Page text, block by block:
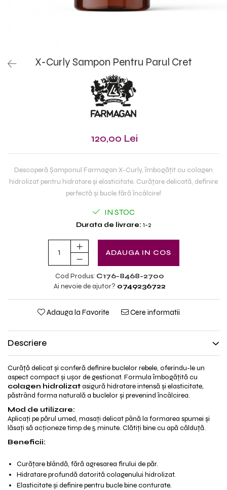
X-Curly Sampon Pentru Parul Cret
120,00 Lei
Descoperă Șamponul Farmagan X-Curly, îmbogățit cu colagen
hidrolizat pentru hidratare și elasticitate. Curățare delicată, definire
perfectă și bucle fără încâlcire!
IN STOC
Durata de livrare: 1-2
ADAUGA IN COS
Cod Produs: C176-8468-2700
Ai nevoie de ajutor? 0749236722
Adauga la Favorite Cere informatii
Descriere
Curăță delicat și conferă definire buclelor rebele, oferindu-le un
aspect compact și ușor de gestionat. Formula îmbogățită cu
colagen hidrolizatasigură hidratare intensă și elasticitate,
păstrând forma naturală a buclelor și prevenind încâlcirea.
Mod de utilizare:
Aplicați pe părul umed, masați delicat până la formarea spumei și
lăsați să acționeze timp de 5 minute. Clătiți bine cu apă călduță.
Beneficii:
Curățare blândă, fără agresarea firului de păr.
Hidratare profundă datorită colagenului hidrolizat.
Elasticitate și definire pentru bucle bine conturate.